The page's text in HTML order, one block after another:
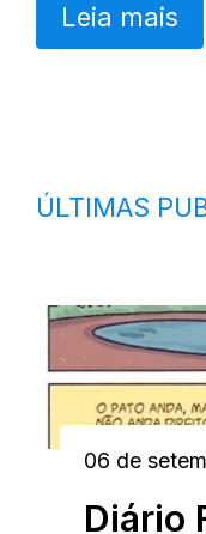
Leia mais
ÚLTIMAS
06 de
Diário